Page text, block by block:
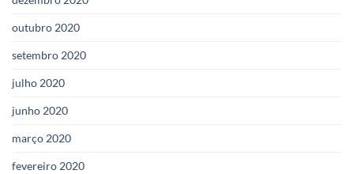
outubro 2020
setembro 2020
julho 2020
junho 2020
março 2020
fevereiro 2020